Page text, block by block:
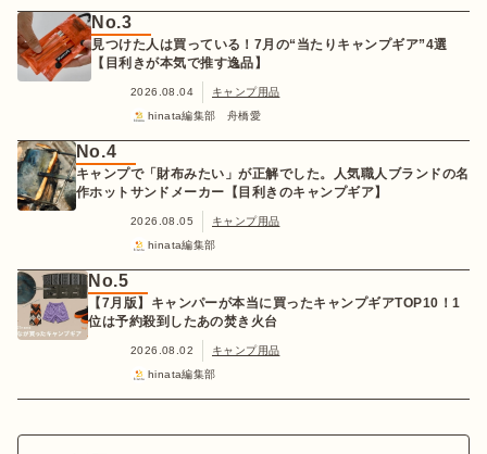
No.3
見つけた人は買っている！7月の“当たりキャンプギア”4選
【目利きが本気で推す逸品】
2026.08.04
キャンプ用品
hinata編集部 舟橋愛
No.4
キャンプで「財布みたい」が正解でした。人気職人ブランドの名
作ホットサンドメーカー【目利きのキャンプギア】
2026.08.05
キャンプ用品
hinata編集部
No.5
【7月版】キャンパーが本当に買ったキャンプギアTOP10！1
位は予約殺到したあの焚き火台
2026.08.02
キャンプ用品
hinata編集部